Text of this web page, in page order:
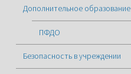
Дополнительное образование
ПФДО
Безопасность в учреждении